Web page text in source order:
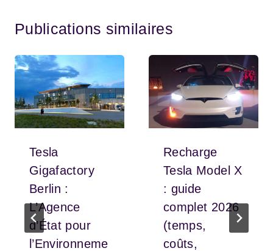
Publications similaires
Tesla
Gigafactory
Berlin :
L’Agence
d’État pour
l’Environneme
Recharge
Tesla Model X
: guide
complet 2026
(temps,
coûts,